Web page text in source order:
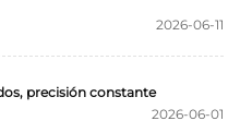
2026-06-11
precisión constante
2026-06-01